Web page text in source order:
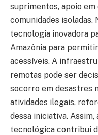
suprimentos, apoio em
comunidades
tecnologia inovadora
Amazônia para
acessíveis. A
remotas pode ser
socorro em desastres
atividades ilegais,
dessa iniciativa. Assim,
tecnológica contribui